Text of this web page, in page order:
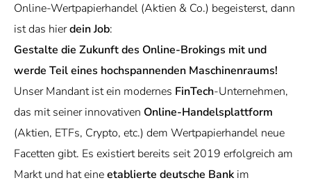
Online-Wertpapierhandel (Aktien & Co.) begeisterst, dann
ist das hierdein Job:
Gestalte die Zukunft des Online-Brokings mit und
werde Teil eines hochspannenden Maschinenraums!
Unser Mandant ist ein modernes FinTech-Unternehmen,
das mit seiner innovativen Online-Handelsplattform
(Aktien, ETFs, Crypto, etc.) dem Wertpapierhandel neue
Facetten gibt. Es existiert bereits seit 2019 erfolgreich am
Markt und hateineetablierte deutsche Bankim